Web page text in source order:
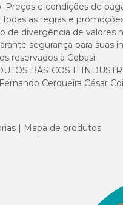
Preços e condições de
as regras e
de divergência de valores
segurança para suas
reservados à Cobasi.
BÁSICOS E
Cerqueira César
Mapa de produtos